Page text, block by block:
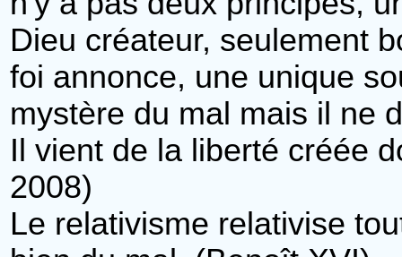
Dieu créateur, seulement
foi annonce, une unique
mystère du mal mais il ne
Il vient de la liberté créée
2008)
Le relativisme relativise